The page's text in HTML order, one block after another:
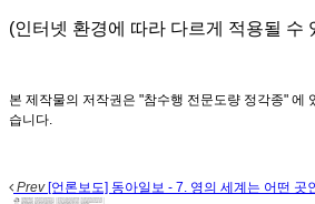
(인터넷 환경에 따라 다르게 적용될 수
본 제작물의 저작권은 "참수행 전문도량 정각종" 에
습니다.
Prev[언론보도] 동아일보 - 7. 영의 세계는 어떤 곳